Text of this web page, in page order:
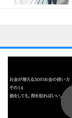
1